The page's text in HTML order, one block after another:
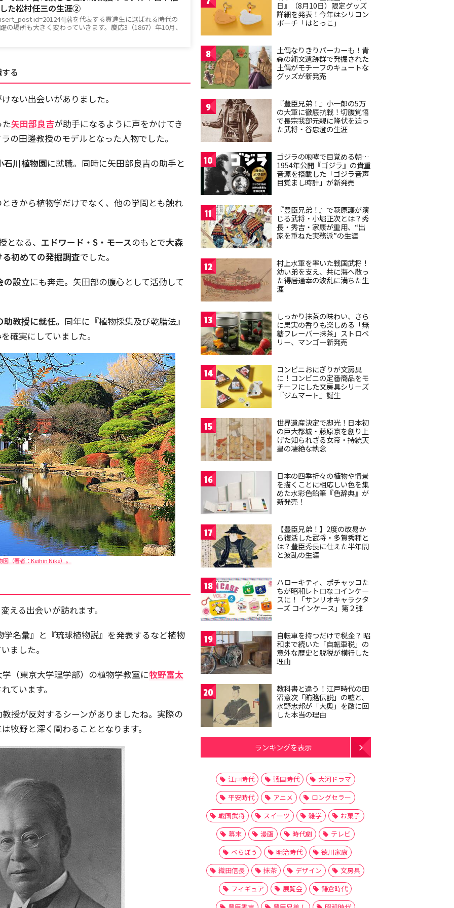
た松村任三の生涯②
id=201244]藩を代表する貢進生に選ばれる時代の
の場所も大きく変わっていきます。慶応3（1867）年10月、
る
ない出会いがありました。
矢田部良吉が助手になるように声をかけてき
の田邊教授のモデルとなった人物でした。
石川植物園に就職。同時に矢田部良吉の助手と
きから植物学だけでなく、他の学問とも触れ
なる、 エドワード・ S ・モースのもとで大森
初めての発掘調査でした。
の設立にも奔走。矢田部の腹心として活動して
教授に就任。 同年に『植物採集及び乾腊法』
を確実にしていました。
園（著者：Keihin Nike）。
える出会いが訪れます。
名彙』と『琉球植物説』を発表するなど植物
ました。
（東京大学理学部）の植物学教室に牧野富太
ています。
授が反対するシーンがありましたね。実際の
牧野と深く関わることとなります。
日』（8月10日）限定グッズ
詳細を発表！今年はシリコン
ポーチ「はとっこ」
8
土偶なりきりパーカーも！青
森の縄文遺跡群で発掘された
土偶がモチーフのキュートな
グッズが新発売
9
『豊臣兄弟！』小一郎の5万
の大軍に徹底抗戦！切腹覚悟
で長宗我部元親に降伏を迫っ
た武将・谷忠澄の生涯
10
ゴジラの咆哮で目覚める朝…
1954年公開『ゴジラ』の貴重
音源を搭載した「ゴジラ音声
目覚まし時計」が新発売
11
『豊臣兄弟！』で萩原護が演
じる武将・小堀正次とは？秀
長・秀吉・家康が重用、“出
家を重ねた実務派”の生涯
12
村上水軍を率いた戦国武将！
幼い弟を支え、共に海へ散っ
た得居通幸の波乱に満ちた生
涯
13
しっかり抹茶の味わい、さら
に果実の香りも楽しめる「無
糖フレーバー抹茶」ストロベ
リー、マンゴー新発売
14
コンビニおにぎりが文房具
に！コンビニの定番商品をモ
チーフにした文房具シリーズ
『ジムマート』誕生
15
世界遺産決定で脚光！日本初
の巨大都城・藤原京を創り上
げた知られざる女帝・持統天
皇の凄絶な執念
16
日本の四季折々の植物や情景
を描くことに相応しい色を集
めた水彩色鉛筆『色辞典』が
新発売！
17
【豊臣兄弟！】2度の改易か
ら復活した武将・多賀秀種と
は？豊臣秀長に仕えた半年間
と波乱の生涯
18
ハローキティ、ポチャッコた
ちが昭和レトロなコインケー
スに！「サンリオキャラクタ
ーズ コインケース」第２弾
19
自転車を持つだけで税金？ 昭
和まで続いた「自転車税」の
意外な歴史と脱税が横行した
理由
20
教科書と違う！江戸時代の田
沼意次「賄賂伝説」の嘘と、
水野忠邦が「大奥」を敵に回
した本当の理由
ランキングを表示
江戸時代 戦国時代
大河ドラマ
平安時代
アニメ
ロングセラー
戦国武将
スイーツ 雑学
お菓子
幕末
漫画 時代劇
テレビ
べらぼう
明治時代
徳川家康
織田信長
抹茶 デザイン
文房具
フィギュア
展覧会
鎌倉時代